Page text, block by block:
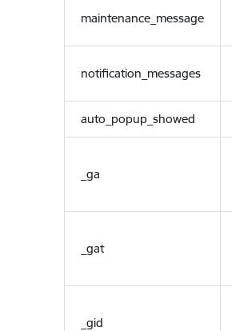
maintenance_message
notification_messages
auto_popup_showed
_ga
_gat
_gid